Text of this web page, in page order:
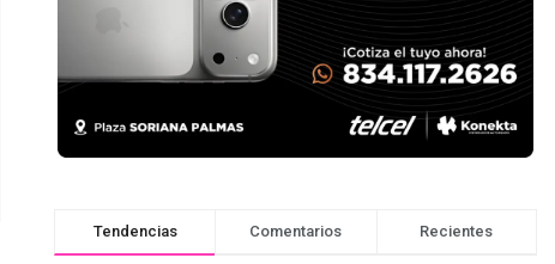
Tendencias Comentarios Recientes